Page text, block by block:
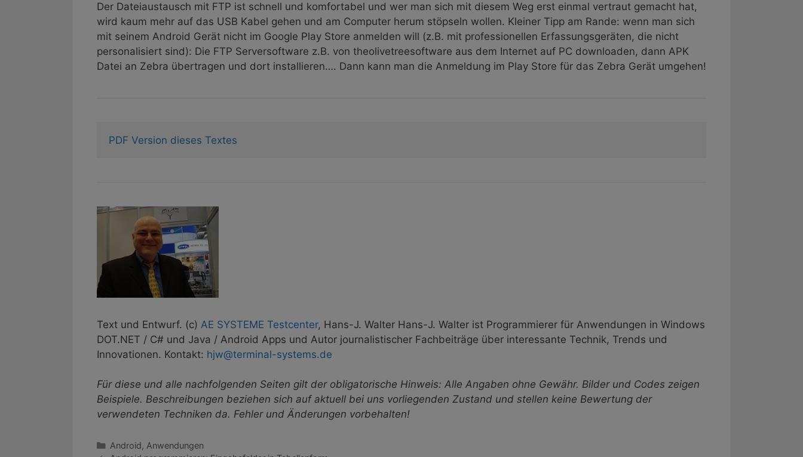
Der Dateiaustausch mit FTP ist schnell und komfortabel und wer man sich mit diesem Weg erst einmal vertraut gemacht hat,
wird kaum mehr auf das USB Kabel gehen und am Computer herum stöpseln wollen. Kleiner Tipp am Rande: wenn man sich
mit seinem Android Gerät nicht im Google Play Store anmelden will (z.B. mit professionellen Erfassungsgeräten, die nicht
personalisiert sind): Die FTP Serversoftware z.B. von theolivetreesoftware aus dem Internet auf PC downloaden, dann APK
Datei an Zebra übertragen und dort installieren…. Dann kann man die Anmeldung im Play Store für das Zebra Gerät umgehen!
PDF Version dieses Textes
Text und Entwurf. (c) AE SYSTEME Testcenter, Hans-J. Walter Hans-J. Walter ist Programmierer für Anwendungen in Windows
DOT.NET / C# und Java / Android Apps und Autor journalistischer Fachbeiträge über interessante Technik, Trends und
Innovationen. Kontakt: hjw@terminal-systems.de
Für diese und alle nachfolgenden Seiten gilt der obligatorische Hinweis: Alle Angaben ohne Gewähr. Bilder und Codes zeigen
Beispiele. Beschreibungen beziehen sich auf aktuell bei uns vorliegenden Zustand und stellen keine Bewertung der
verwendeten Techniken da. Fehler und Änderungen vorbehalten!
Kategorien
Android, Anwendungen